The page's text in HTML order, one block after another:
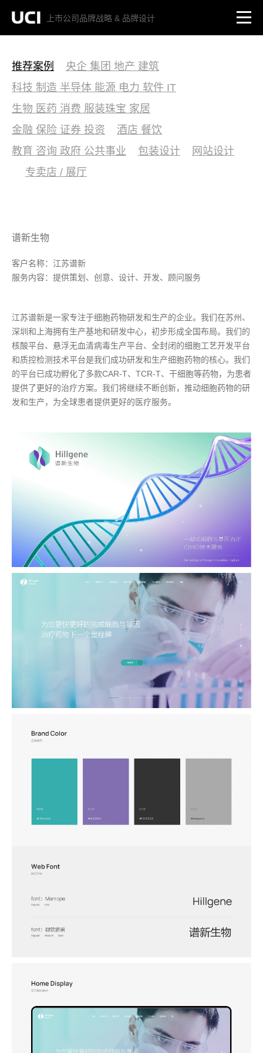
上市公司品牌战略 & 品牌设计
推荐案例
央企 集团 地产 建筑
科技 制造 半导体 能源 电力 软件 IT
生物 医药 消费 服装珠宝 家居
金融 保险 证券 投资
酒店 餐饮
教育 咨询 政府 公共事业
包装设计
网站设计
专卖店 / 展厅
谱新生物
客户名称：江苏谱新
服务内容：提供策划、创意、设计、开发、顾问服务
江苏谱新是一家专注于细胞药物研发和生产的企业。我们在苏州、
深圳和上海拥有生产基地和研发中心，初步形成全国布局。我们的
核酸平台、悬浮无血清病毒生产平台、全封闭的细胞工艺开发平台
和质控检测技术平台是我们成功研发和生产细胞药物的核心。我们
的平台已成功孵化了多款CAR-T、TCR-T、干细胞等药物，为患者
提供了更好的治疗方案。我们将继续不断创新，推动细胞药物的研
发和生产，为全球患者提供更好的医疗服务。